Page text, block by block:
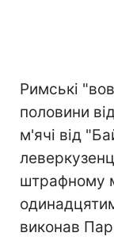
Римські
половини
м'ячі від
штрафному
виконав